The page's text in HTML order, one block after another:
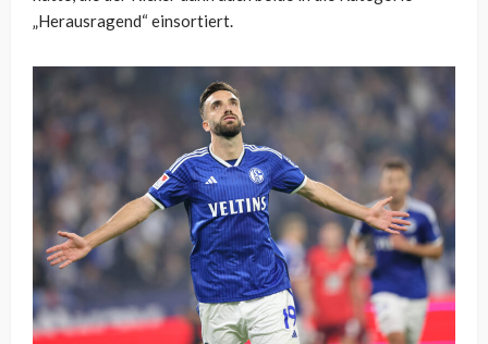
„Herausragend“ einsortiert.